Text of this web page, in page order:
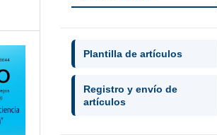
Plantilla de artículos
Registro y envío de
artículos